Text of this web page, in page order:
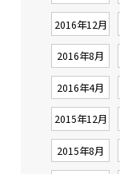
2016年12月
2016年8月
2016年4月
2015年12月
2015年8月